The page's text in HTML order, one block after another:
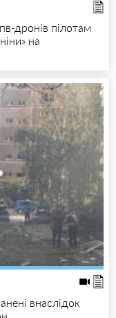
дронів пілотам
на
внаслідок